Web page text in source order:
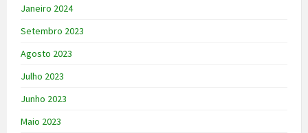
Janeiro 2024
Setembro 2023
Agosto 2023
Julho 2023
Junho 2023
Maio 2023